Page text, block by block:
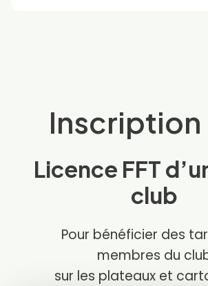
Inscription
Licence FFT
club
Pour bénéficier des
membres du
sur les plateaux et